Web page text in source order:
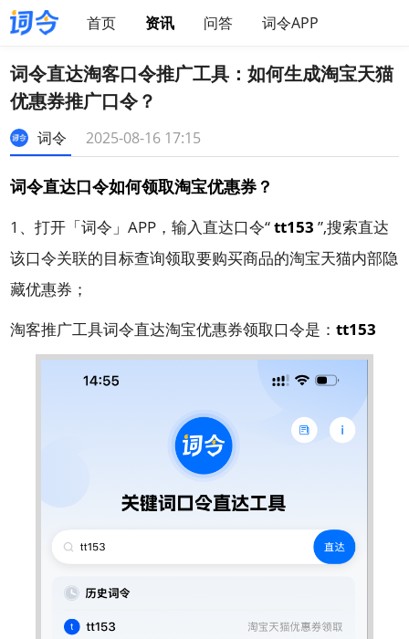
首页 资讯 问答 词令APP
词令直达淘客口令推广工具：如何生成淘宝天猫
优惠券推广口令？
词令 2025-08-16 17:15
词令直达口令如何领取淘宝优惠券？
1、打开「词令」APP，输入直达口令“tt153 ”,搜索直达
该口令关联的目标查询领取要购买商品的淘宝天猫内部隐
藏优惠券；
淘客推广工具词令直达淘宝优惠券领取口令是：tt153